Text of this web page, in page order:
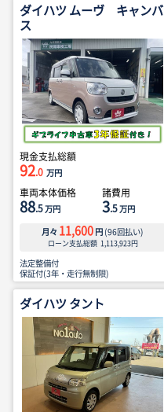
ダイハツ ムーヴ キャンバ
ス
現金支払総額
92.0 万円
車両本体価格
88.5万円
諸費用
3.5万円
月々 11,600 円 (96回払い)
ローン支払総額 1,113,923円
法定整備付
保証付(3年・走行無制限)
ダイハツ タント